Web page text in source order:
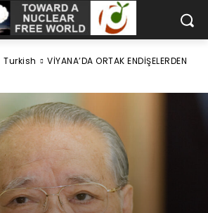
Turkish
VİYANA’DA ORTAK ENDİŞELERDEN